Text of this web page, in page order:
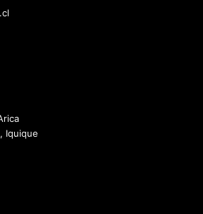
Iquique